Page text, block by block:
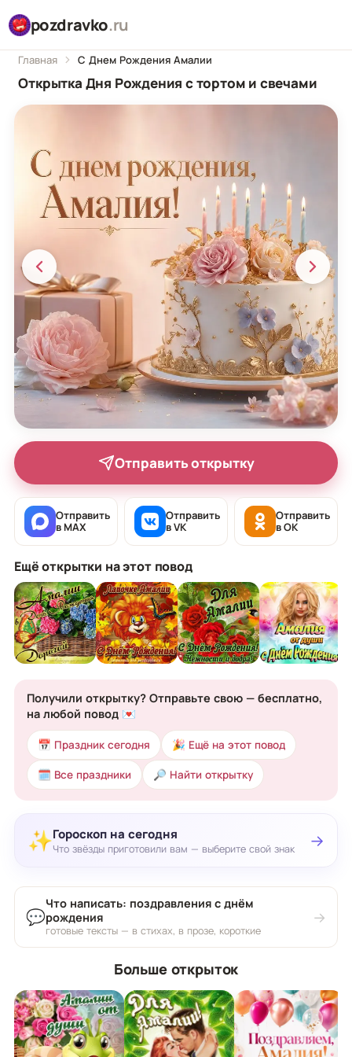
pozdravko.ru
Главная С Днем Рождения Амалии
Открытка Дня Рождения с тортом и свечами
Отправить открытку
Отправить
в MAX
Отправить
в VK
Отправить
в OK
Ещё открытки на этот повод
Получили открытку? Отправьте свою — бесплатно,
на любой повод 💌
📅 Праздник сегодня 🎉 Ещё на этот повод
🗓 Все праздники 🔎 Найти открытку
✨Гороскоп на сегодня
Что звёзды приготовили вам — выберите свой знак →
💬
Что написать: поздравления с днём
рождения
готовые тексты — в стихах, в прозе, короткие
→
Больше открыток